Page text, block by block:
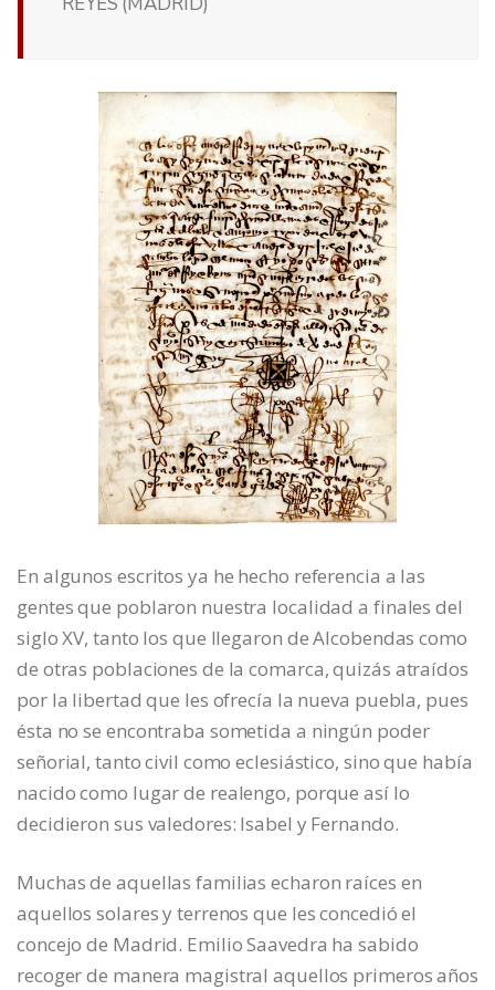
En algunos escritos ya he hecho referencia a las
gentes que poblaron nuestra localidad a finales del
siglo XV, tanto los que llegaron de Alcobendas como
de otras poblaciones de la comarca, quizás atraídos
por la libertad que les ofrecía la nueva puebla, pues
ésta no se encontraba sometida a ningún poder
señorial, tanto civil como eclesiástico, sino que había
nacido como lugar de realengo, porque así lo
decidieron sus valedores: Isabel y Fernando.
Muchas de aquellas familias echaron raíces en
aquellos solares y terrenos que les concedió el
concejo de Madrid. Emilio Saavedra ha sabido
recoger de manera magistral aquellos primeros años